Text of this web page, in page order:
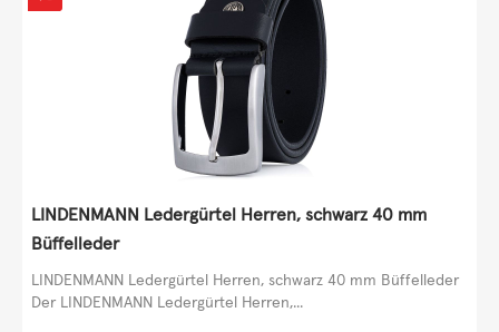
LINDENMANN Ledergürtel Herren, schwarz 40 mm
Büffelleder
LINDENMANN Ledergürtel Herren, schwarz 40 mm Büffelleder
Der LINDENMANN Ledergürtel Herren,...